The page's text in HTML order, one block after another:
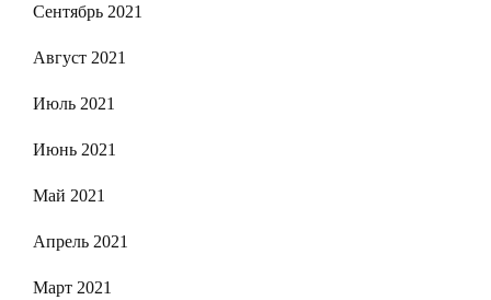
Сентябрь 2021
Август 2021
Июль 2021
Июнь 2021
Май 2021
Апрель 2021
Март 2021